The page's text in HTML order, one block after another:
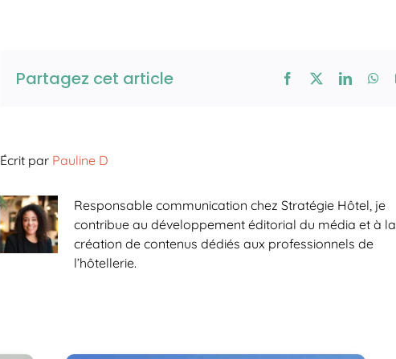
Partagez cet article
Écrit par Pauline D
Responsable communication chez Stratégie Hôtel, je
contribue au développement éditorial du média et à la
création de contenus dédiés aux professionnels de
l’hôtellerie.